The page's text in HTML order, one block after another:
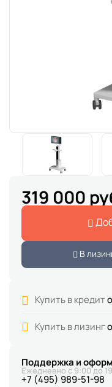
319 000
В
Купить в кредит
Купить в лизинг
Поддержка и
Ежедневно с 9:00 до
+7 (495) 989-51-98